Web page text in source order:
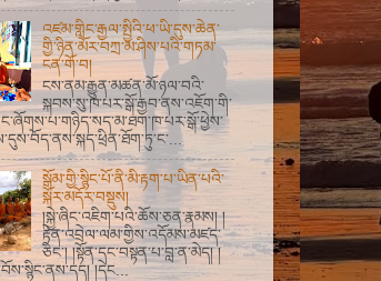
འཛམ་གླིང་རྒྱལ་སྤྱིའི་ཕ་ཡི་དུས་ཆེན་
གྱི་ཉིན་མོར་བཀྲ་མ་ཤིས་པའི་གཏམ་
ངན་གོ་བ།
ངས་ནམ་རྒྱུན་མཚན་མོ་ཉལ་བའི་
སྐབས་སུ་ཁ་པར་སྒོ་རྒྱབ་ནས་འཇོག་གི་
སྒོམ་གྱི་སྙིང་པོ་ནི་མི་རྟག་པ་ཡིན་པའི་
སྐོར་མདོར་བསྡུས།
།སྐྱེ་ཞིང་འཇིག་པའི་ཆོས་ཅན་རྣམས། །
རྟེན་འབྲེལ་ལམ་གྱིས་འདོམས་མཛད་
ཅིང་། །སྟོན་དང་བསྟན་པ་བླ་ན་མེད། །
།དེང...